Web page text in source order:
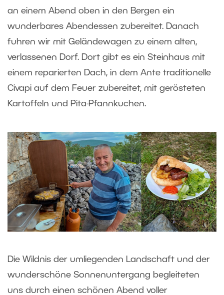
an einem Abend oben in den Bergen ein
wunderbares Abendessen zubereitet. Danach
fuhren wir mit Geländewagen zu einem alten,
verlassenen Dorf. Dort gibt es ein Steinhaus mit
einem reparierten Dach, in dem Ante traditionelle
Civapi auf dem Feuer zubereitet, mit gerösteten
Kartoffeln und Pita-Pfannkuchen.
Die Wildnis der umliegenden Landschaft und der
wunderschöne Sonnenuntergang begleiteten
uns durch einen schönen Abend voller